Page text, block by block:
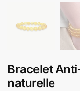
Bracelet
naturelle